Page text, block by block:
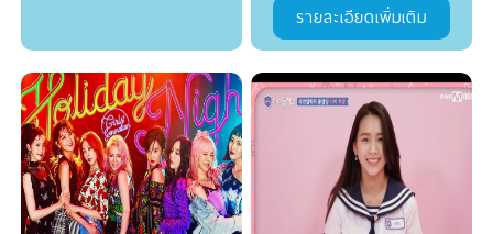
รายละเอียดเพิ่มเติม